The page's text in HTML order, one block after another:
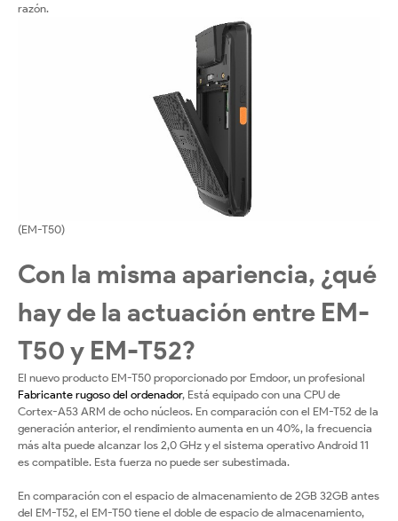
razón.
(EM-T50)
Con la misma apariencia, ¿qué
hay de la actuación entre EM-
T50 y EM-T52?
El nuevo producto EM-T50 proporcionado por Emdoor, un profesional
Fabricante rugoso del ordenador, Está equipado con una CPU de
Cortex-A53 ARM de ocho núcleos. En comparación con el EM-T52 de la
generación anterior, el rendimiento aumenta en un 40%, la frecuencia
más alta puede alcanzar los 2,0 GHz y el sistema operativo Android 11
es compatible. Esta fuerza no puede ser subestimada.
En comparación con el espacio de almacenamiento de 2GB 32GB antes
del EM-T52, el EM-T50 tiene el doble de espacio de almacenamiento,